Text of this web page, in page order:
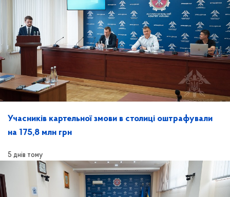
Учасників картельної змови в столиці оштрафували
на 175,8 млн грн
5 днів тому